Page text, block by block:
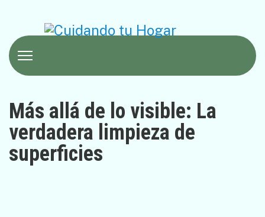
Más allá de lo visible: La
verdadera limpieza de
superficies